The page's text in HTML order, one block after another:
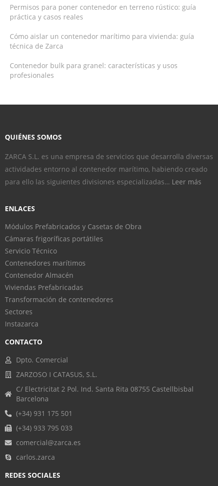
Permisos para poner contenedor en terreno rústico: guía
práctica y casos reales
Cómo aislar un contenedor marítimo para vivienda: guía
técnica de Zarca
Contenedor bulk para granel: características y usos
profesionales
QUIÉNES SOMOS
ZARCA S.L. es una empresa de servicios que desarrolla diversas
actividades entorno al contenedor marítimo, habiendo creado
para ello las siguientes divisiones especializadas… Leer más
ENLACES
Módulos Prefabricados y Casetas de Obra
Cámaras frigoríficas portátiles
Servicio Técnico
Contenedores marítimos
Contenedor Almacén
Viviendas Prefabricadas
Transformación de contenedores
Sectores
Instazarca
CONTACTO
Dpto. Comercial
ZARZOSO I CATASUS, S.L.
C/ Electricitat 2 Pol. Ind. Santa Rita 08755 Castellbisbal
Barcelona
(+34) 931 175 501
(+34) 933 795 033
comercial@zarca.es
carlos.zarca
REDES SOCIALES